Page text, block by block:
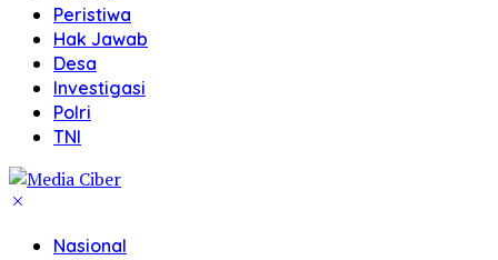
Peristiwa
Hak Jawab
Desa
Investigasi
Polri
TNI
Nasional